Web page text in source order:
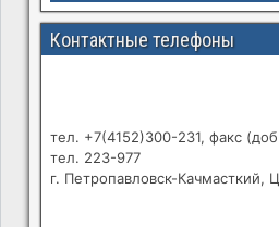
Контактные телефоны
тел. +7(4152)300-231, факс
тел. 223-977
г. Петропавловск-Качмасткий,